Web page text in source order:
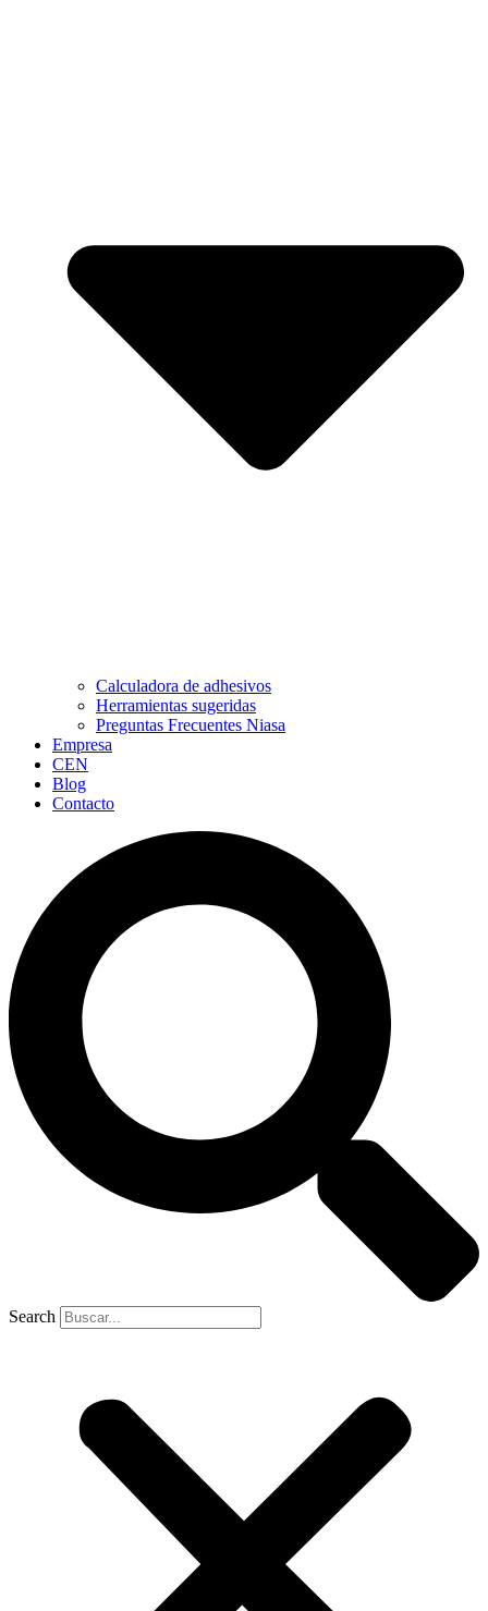
Calculadora de adhesivos
Herramientas sugeridas
Preguntas Frecuentes Niasa
Empresa
CEN
Blog
Contacto
Search